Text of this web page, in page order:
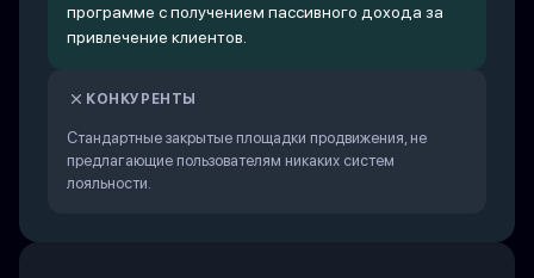
программе с получением пассивного дохода за
привлечение клиентов.
КОНКУРЕНТЫ
Стандартные закрытые площадки продвижения, не
предлагающие пользователям никаких систем
лояльности.